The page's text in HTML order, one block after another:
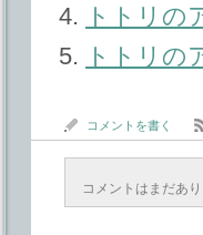
トトリの
トトリの
コメントを書く
コメントはまだあり